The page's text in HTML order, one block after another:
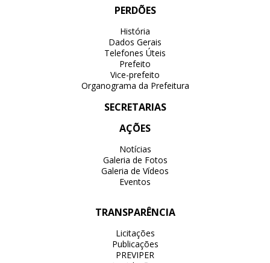
PERDÕES
História
Dados Gerais
Telefones Úteis
Prefeito
Vice-prefeito
Organograma da Prefeitura
SECRETARIAS
AÇÕES
Notícias
Galeria de Fotos
Galeria de Vídeos
Eventos
TRANSPARÊNCIA
Licitações
Publicações
PREVIPER